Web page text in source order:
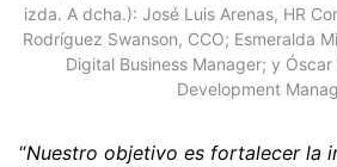
izda. A dcha.): José Luis Arenas, HR
Rodríguez Swanson, CCO; Esmeralda
Digital Business Manager; y Óscar
Development
“Nuestro objetivo es fortalecer la